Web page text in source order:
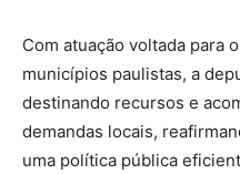
Com atuação voltada para
municípios paulistas, a
destinando recursos e
demandas locais,
uma política pública